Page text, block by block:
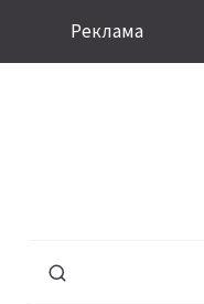
Реклама